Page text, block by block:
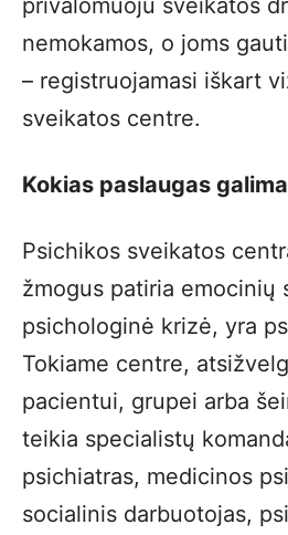
nemokamos, o joms
– registruojamasi iškart
sveikatos centre.
Kokias paslaugas
Psichikos sveikatos
žmogus patiria emocinių
psichologinė krizė, yra
Tokiame centre,
pacientui, grupei arba
teikia specialistų
psichiatras, medicinos
socialinis darbuotojas,